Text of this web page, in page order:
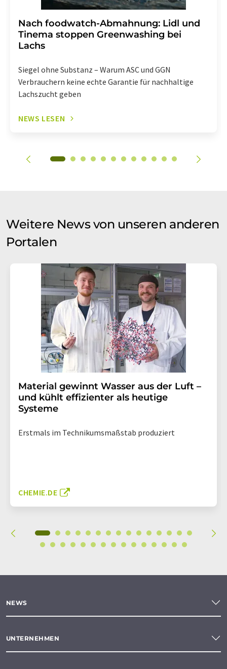
Nach foodwatch-Abmahnung: Lidl und
Tinema stoppen Greenwashing bei
Lachs
Siegel ohne Substanz – Warum ASC und GGN
Verbrauchern keine echte Garantie für nachhaltige
Lachszucht geben
NEWS LESEN
Weitere News von unseren anderen
Portalen
Material gewinnt Wasser aus der Luft –
und kühlt effizienter als heutige
Systeme
Erstmals im Technikumsmaßstab produziert
CHEMIE.DE
NEWS
UNTERNEHMEN